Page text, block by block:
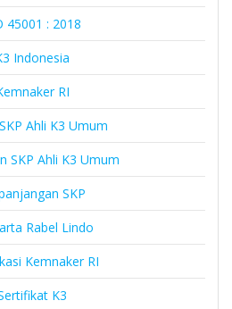
45001 : 2018
Indonesia
RI
Ahli K3 Umum
SKP Ahli K3 Umum
SKP
Rabel Lindo
Kemnaker RI
K3